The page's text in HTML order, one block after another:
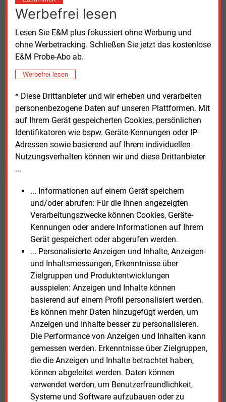
Werbefrei lesen
Lesen Sie E&M plus fokussiert ohne Werbung und
ohne Werbetracking. Schließen Sie jetzt das kostenlose
E&M Probe-Abo ab.
Werbefrei lesen
* Diese Drittanbieter und wir erheben und verarbeiten
personenbezogene Daten auf unseren Plattformen. Mit
auf Ihrem Gerät gespeicherten Cookies, persönlichen
Identifikatoren wie bspw. Geräte-Kennungen oder IP-
Adressen sowie basierend auf Ihrem individuellen
Nutzungsverhalten können wir und diese Drittanbieter
...
... Informationen auf einem Gerät speichern
und/oder abrufen: Für die Ihnen angezeigten
Verarbeitungszwecke können Cookies, Geräte-
Kennungen oder andere Informationen auf Ihrem
Gerät gespeichert oder abgerufen werden.
... Personalisierte Anzeigen und Inhalte, Anzeigen-
und Inhaltsmessungen, Erkenntnisse über
Zielgruppen und Produktentwicklungen
ausspielen: Anzeigen und Inhalte können
basierend auf einem Profil personalisiert werden.
Es können mehr Daten hinzugefügt werden, um
Anzeigen und Inhalte besser zu personalisieren.
Die Performance von Anzeigen und Inhalten kann
gemessen werden. Erkenntnisse über Zielgruppen,
die die Anzeigen und Inhalte betrachtet haben,
können abgeleitet werden. Daten können
verwendet werden, um Benutzerfreundlichkeit,
Systeme und Software aufzubauen oder zu
Kaufen Sie den Artikel
erhalten Sie sofort diesen redaktionellen Beitrag für
JETZT ARTIKEL KAUFEN
Testen Sie E&M
kostenlos und
unverbindlich
Zwei Wochen kostenfreier Zugang
Zugang auf stündlich aktualisierte Nachrichten mit
Prognose- und Marktdaten
+ einmal täglich E&M daily
+ zwei Ausgaben der Zeitung E&M
ohne automatische Verlängerung
JETZT KOSTENLOS TESTEN
Login für Kunden